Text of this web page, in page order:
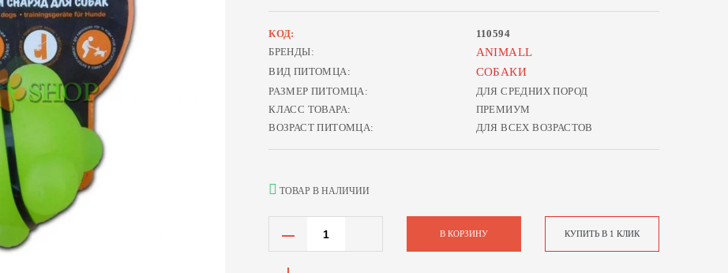
КОД:
110594
БРЕНДЫ:
ANIMALL
ВИД ПИТОМЦА: СОБАКИ
РАЗМЕР ПИТОМЦА:
ДЛЯ СРЕДНИХ ПОРОД
КЛАСС ТОВАРА:
ПРЕМИУМ
ВОЗРАСТ ПИТОМЦА:
ДЛЯ ВСЕХ ВОЗРАСТОВ
ТОВАР В НАЛИЧИИ
В КОРЗИНУ КУПИТЬ В 1 КЛИК